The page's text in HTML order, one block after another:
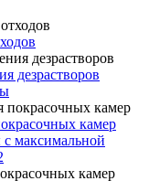
дезрастворов
камер
максимальной